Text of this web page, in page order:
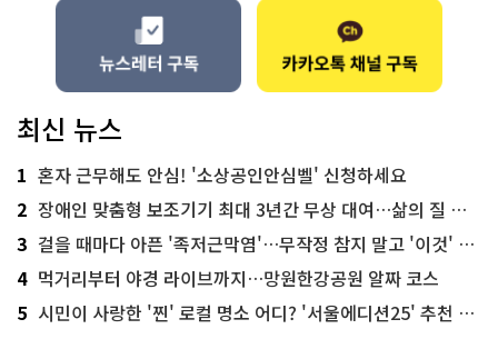
최신 뉴스
1 혼자 근무해도 안심! '소상공인안심벨' 신청하세요
2 장애인 맞춤형 보조기기 최대 3년간 무상 대여…삶의 질 높인다
3 걸을 때마다 아픈 '족저근막염'…무작정 참지 말고 '이것' 해보세요!
4 먹거리부터 야경 라이브까지…망원한강공원 알짜 코스
5 시민이 사랑한 '찐' 로컬 명소 어디? '서울에디션25' 추천 코스